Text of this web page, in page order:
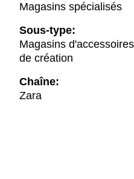
Magasins spécialisés
Sous-type:
Magasins
de création
Chaîne:
Zara